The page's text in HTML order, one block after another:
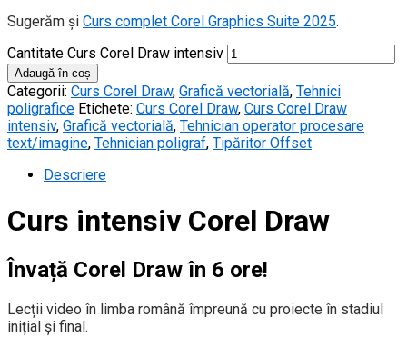
Sugerăm și Curs complet Corel Graphics Suite 2025.
Cantitate Curs Corel Draw intensiv
Adaugă în coș
Categorii: Curs Corel Draw, Grafică vectorială, Tehnici
poligrafice Etichete: Curs Corel Draw, Curs Corel Draw
intensiv, Grafică vectorială, Tehnician operator procesare
text/imagine, Tehnician poligraf, Tipăritor Offset
Descriere
Curs intensiv Corel Draw
Învață Corel Draw în 6 ore!
Lecții video în limba română împreună cu proiecte în stadiul
inițial și final.